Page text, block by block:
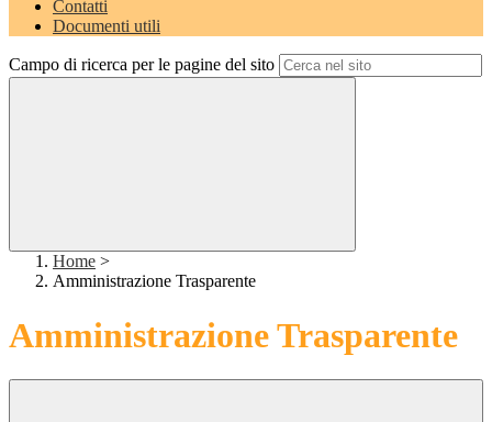
Contatti
Documenti utili
Campo di ricerca per le pagine del sito
Home >
Amministrazione Trasparente
Amministrazione Trasparente